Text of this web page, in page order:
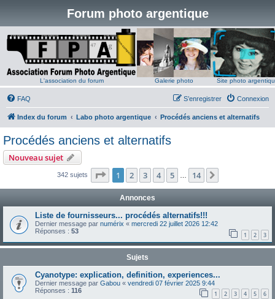
Forum photo argentique
L'association du forum Galerie photo Site photo
FAQ Connexion
S’enregistrer
Index du forum Labo photo argentique Procédés anciens et alternatifs
Procédés anciens et alternatifs
Nouveau sujet
342 sujets Page 1sur14
1 2 3 4 5 14
Annonces
Liste de fournisseurs... procédés alternatifs!!!
Dernier message par numérix « mercredi 22 juillet 2026 12:42
Réponses : 53 1 2 3
Sujets
Cyanotype: explication, definition, experiences...
Dernier message par Gabou « vendredi 07 février 2025 9:44
Réponses : 116 1 2 3 4 5 6